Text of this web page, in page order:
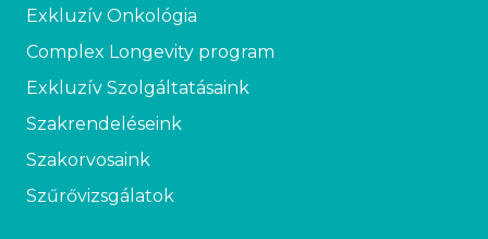
Exkluzív Onkológia
Complex Longevity program
Exkluzív Szolgáltatásaink
Szakrendeléseink
Szakorvosaink
Szűrővizsgálatok